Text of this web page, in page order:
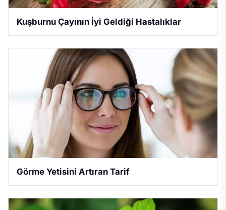
Kuşburnu Çayının İyi Geldiği Hastalıklar
Görme Yetisini Artıran Tarif